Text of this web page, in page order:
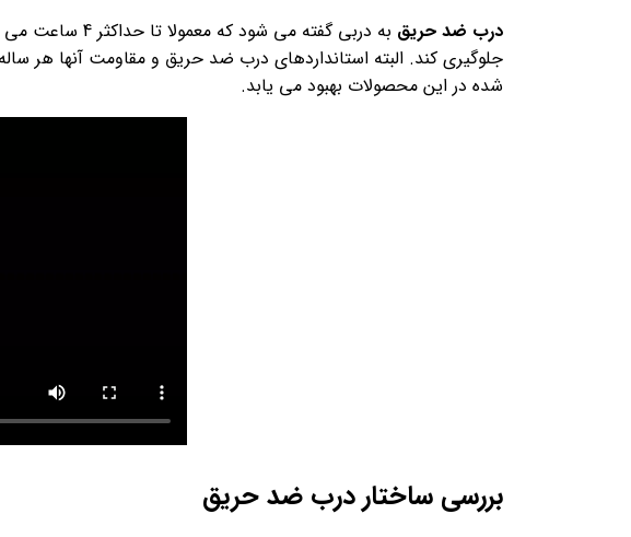
درب ضد حریق
جلوگیری کند. البته استانداردهای درب ضد حریق و مقاومت آنها هر
شده در این محصولات بهبود می یابد.
بررسی ساختار درب ضد حریق